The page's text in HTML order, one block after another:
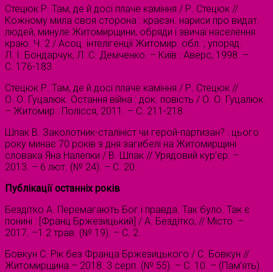
Стецюк Р. Там, де й досі плаче каміння / Р. Стецюк //
Кожному мила своя сторона : краєзн. нариси про видат.
людей, минуле Житомирщини, обряди і звичаї населення
краю. Ч. 2 / Асоц. інтелігенції Житомир. обл. ; упоряд.
Л. І. Бондарчук, Л. С. Демченко. – Київ : Аверс, 1998. –
С. 176-183.
Стецюк Р. Там, де й досі плаче каміння / Р. Стецюк //
О. О. Гуцалюк. Остання війна : док. повість / О. О. Гуцалюк.
– Житомир : Полісся, 2011. – С. 211-218.
Шпак В. Заколотник-сталініст чи герой-партизан? : цього
року минає 70 років з дня загибелі на Житомирщині
словака Яна Налепки / В. Шпак // Урядовий кур’єр. –
2013. – 6 лют. (№ 24). – С. 20.
Публікації останніх років
Бездітко А. Перемагають Бог і правда. Так було. Так є
понині : [Франц Бржезицький] / А. Бездітко, // Місто. –
2017. –1 2 трав. (№ 19). – С. 2.
Бовкун С. Рік без Франца Бржезицького / С. Бовкун //
Житомирщина.– 2018. 3 серп. (№ 55). – С. 10. – (Пам’ять).